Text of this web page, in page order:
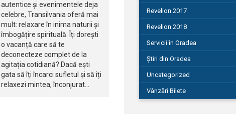
autentice și evenimentele deja
celebre, Transilvania oferă mai
mult: relaxare în inima naturii și
îmbogățire spirituală. Îți dorești
o vacanță care să te
deconecteze complet de la
agitația cotidiană? Dacă ești
gata să îți încarci sufletul și să îți
relaxezi mintea, înconjurat…
Revelion 2017
Revelion 2018
Servicii în Oradea
104
Știri din Oradea
1.127
Uncategorized
Vânzări Bilete